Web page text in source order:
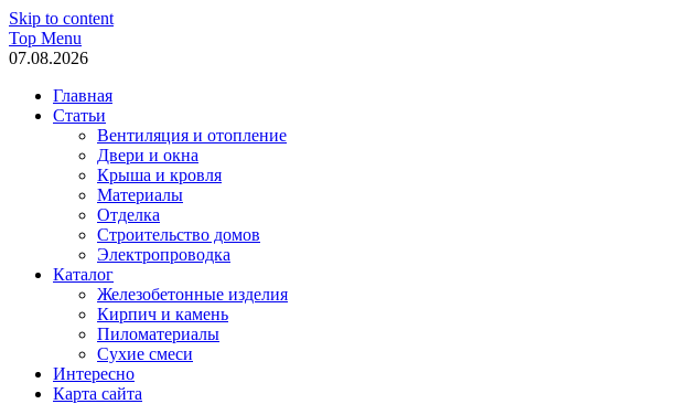
Skip to content
Top Menu
07.08.2026
Главная
Статьи
Вентиляция и отопление
Двери и окна
Крыша и кровля
Материалы
Отделка
Строительство домов
Электропроводка
Каталог
Железобетонные изделия
Кирпич и камень
Пиломатериалы
Сухие смеси
Интересно
Карта сайта